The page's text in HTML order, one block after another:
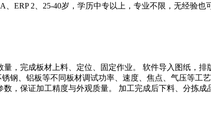
ERP 2、25-40岁，学历中专以上，专业不限，无经验
，完成板材上料、定位、固定作业。 软件导入图纸，
钢、铝板等不同板材调试功率、速度、焦点、气压等工
，保证加工精度与外观质量。 加工完成后下料、分拣